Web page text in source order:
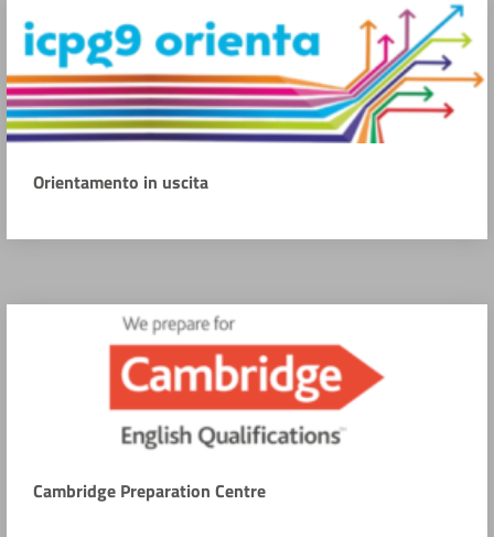
Orientamento in uscita
Cambridge Preparation Centre